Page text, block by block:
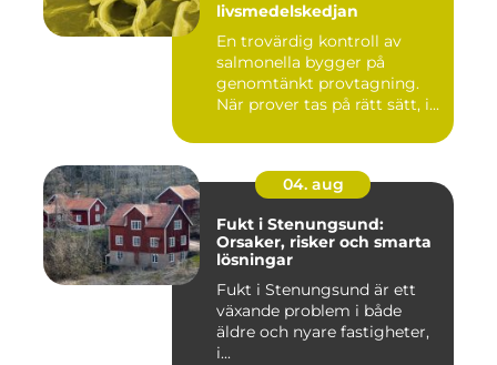
livsmedelskedjan
En trovärdig kontroll av
salmonella bygger på
genomtänkt provtagning.
När prover tas på rätt sätt, i...
04. aug
Fukt i Stenungsund:
Orsaker, risker och smarta
lösningar
Fukt i Stenungsund är ett
växande problem i både
äldre och nyare fastigheter,
i...